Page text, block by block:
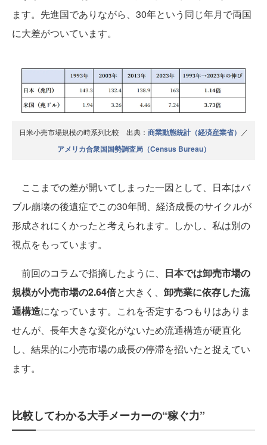
ます。先進国でありながら、30年という同じ年月で両国
に大差がついています。
日米小売市場規模の時系列比較 出典： 商業動態統計（経済産業省） ／
アメリカ合衆国国勢調査局（Census Bureau）
ここまでの差が開いてしまった一因として、日本はバ
ブル崩壊の後遺症でこの30年間、経済成長のサイクルが
形成されにくかったと考えられます。しかし、私は別の
視点をもっています。
前回のコラムで指摘したように、 日本では卸売市場の
規模が小売市場の2.64倍と大きく、 卸売業に依存した流
通構造になっています。これを否定するつもりはありま
せんが、長年大きな変化がないため流通構造が硬直化
し、結果的に小売市場の成長の停滞を招いたと捉えてい
ます。
比較してわかる大手メーカーの“稼ぐ力”